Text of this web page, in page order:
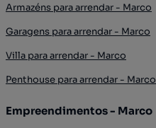
Armazéns para arrendar - Marco
Garagens para arrendar - Marco
Villa para arrendar - Marco
Penthouse para arrendar - Marco
Empreendimentos - Marco